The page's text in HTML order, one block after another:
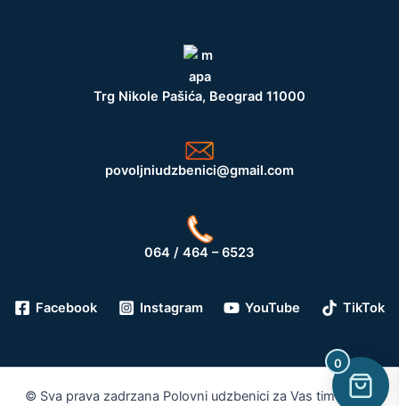
Trg Nikole Pašića, Beograd 11000
povoljniudzbenici@gmail.com
064 / 464 – 6523
Facebook Instagram YouTube TikTok
© Sva prava zadrzana Polovni udzbenici za Vas tim 2026.
0